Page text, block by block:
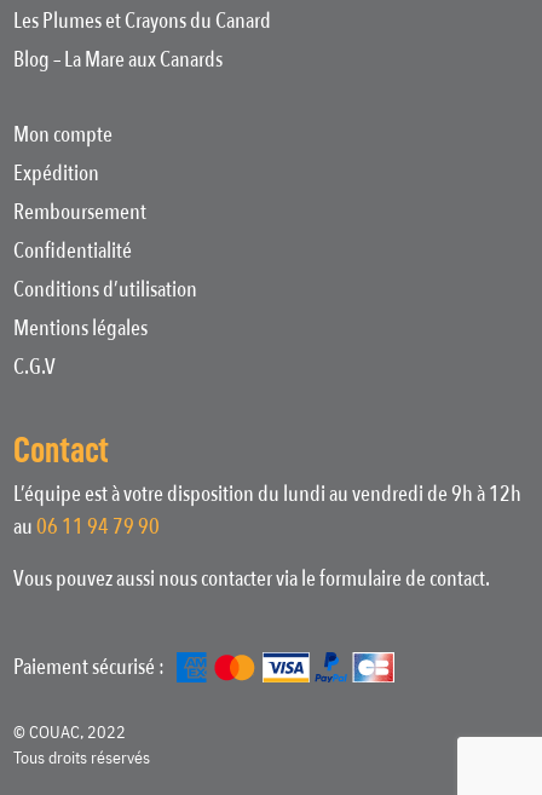
Les Plumes et Crayons du Canard
Blog – La Mare aux Canards
Mon compte
Expédition
Remboursement
Confidentialité
Conditions d’utilisation
Mentions légales
C.G.V
Contact
L’équipe est à votre disposition du lundi au vendredi de 9h à 12h
au06 11 94 79 90
Vous pouvez aussi nous contacter via le formulaire de contact.
Paiement sécurisé :
© COUAC, 2022
Tous droits réservés